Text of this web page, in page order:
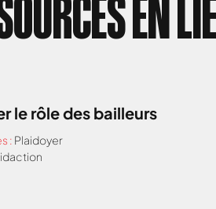
EN
le rôle des bailleurs
: Plaidoyer